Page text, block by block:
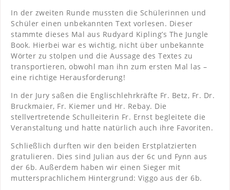
In der zweiten Runde mussten die Schülerinnen und
Schüler einen unbekannten Text vorlesen. Dieser
stammte dieses Mal aus Rudyard Kipling’s The Jungle
Book. Hierbei war es wichtig, nicht über unbekannte
Wörter zu stolpen und die Aussage des Textes zu
transportieren, obwohl man ihn zum ersten Mal las –
eine richtige Herausforderung!
In der Jury saßen die Englischlehrkräfte Fr. Betz, Fr. Dr.
Bruckmaier, Fr. Kiemer und Hr. Rebay. Die
stellvertretende Schulleiterin Fr. Ernst begleitete die
Veranstaltung und hatte natürlich auch ihre Favoriten.
Schließlich durften wir den beiden Erstplatzierten
gratulieren. Dies sind Julian aus der 6c und Fynn aus
der 6b. Außerdem haben wir einen Sieger mit
muttersprachlichem Hintergrund: Viggo aus der 6b.